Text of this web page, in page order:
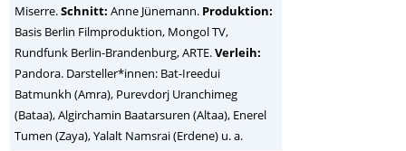
Miserre.Schnitt: Anne Jünemann. Produktion:
Basis Berlin Filmproduktion, Mongol TV,
Rundfunk Berlin-Brandenburg, ARTE.Verleih:
Pandora. Darsteller*innen: Bat-Ireedui
Batmunkh (Amra), Purevdorj Uranchimeg
(Bataa), Algirchamin Baatarsuren (Altaa), Enerel
Tumen (Zaya), Yalalt Namsrai (Erdene) u. a.